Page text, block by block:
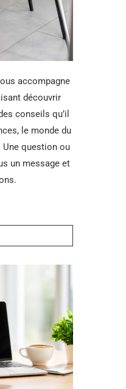
accompagne
découvrir
conseils qu’il
le monde du
question ou
un message et